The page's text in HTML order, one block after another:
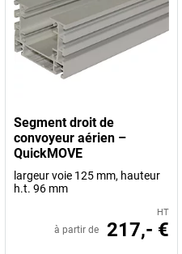
Segment droit de
convoyeur aérien –
QuickMOVE
largeur voie 125 mm, hauteur
h.t. 96 mm
HT
à partir de 217,- €